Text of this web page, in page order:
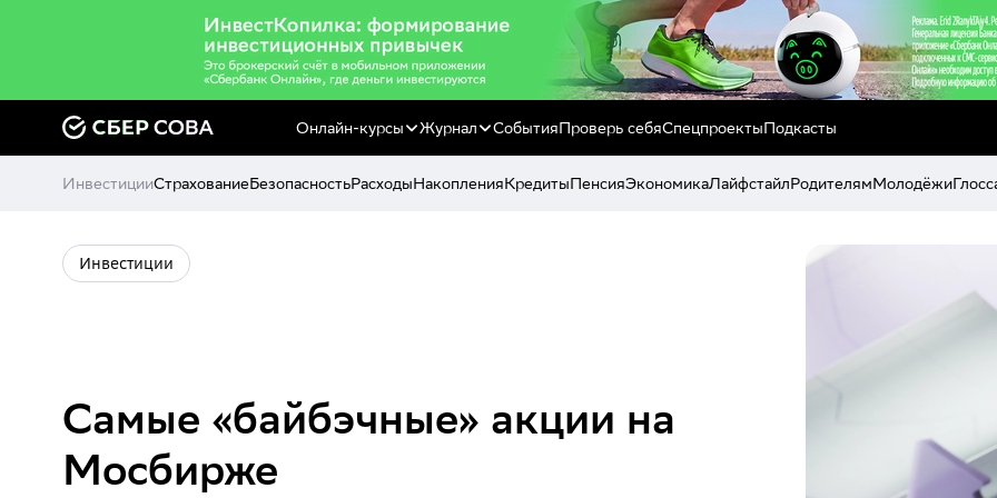
Онлайн-курсы Журнал СобытияПроверь себяСпецпроектыПодкасты
ИнвестицииСтрахованиеБезопасностьРасходыНакопленияКредитыПенсияЭкономикаЛайфстайлРодителямМолодёжи
Инвестиции
Самые «байбэчные» акции на
Мосбирже